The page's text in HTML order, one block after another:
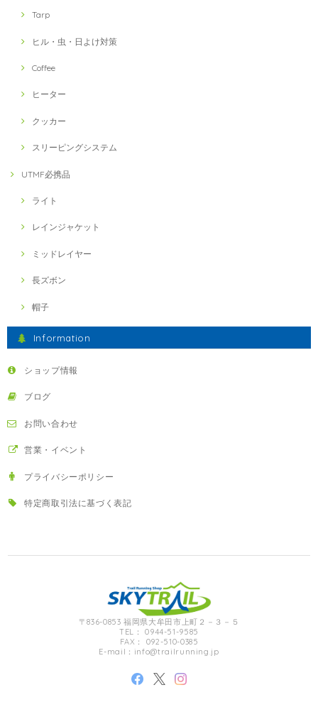
Tarp
ヒル・虫・日よけ対策
Coffee
ヒーター
クッカー
スリーピングシステム
UTMF必携品
ライト
レインジャケット
ミッドレイヤー
長ズボン
帽子
Information
ショップ情報
ブログ
お問い合わせ
営業・イベント
プライバシーポリシー
特定商取引法に基づく表記
〒836-0853 福岡県大牟田市上町２－３－５
TEL： 0944-51-9585
FAX： 092-510-0385
E-mail： info@trailrunning.jp